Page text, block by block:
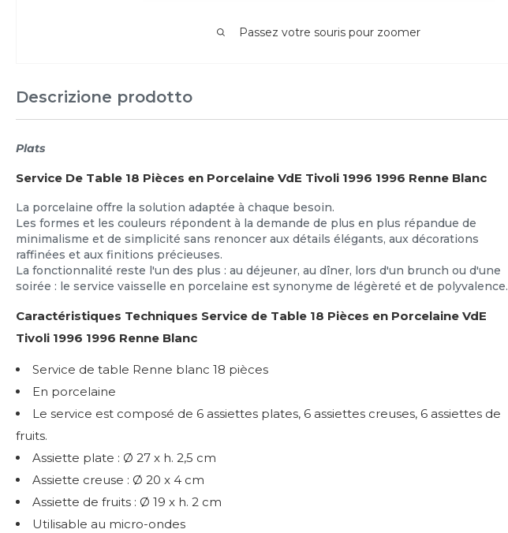
Passez votre souris pour zoomer
Descrizione prodotto
Plats
Service De Table 18 Pièces en Porcelaine VdE Tivoli 1996 1996 Renne Blanc
La porcelaine offre la solution adaptée à chaque besoin.
Les formes et les couleurs répondent à la demande de plus en plus répandue de
minimalisme et de simplicité sans renoncer aux détails élégants, aux décorations
raffinées et aux finitions précieuses.
La fonctionnalité reste l'un des plus : au déjeuner, au dîner, lors d'un brunch ou d'une
soirée : le service vaisselle en porcelaine est synonyme de légèreté et de polyvalence.
Caractéristiques Techniques Service de Table 18 Pièces en Porcelaine VdE
Tivoli 1996 1996 Renne Blanc
Service de table Renne blanc 18 pièces
En porcelaine
Le service est composé de 6 assiettes plates, 6 assiettes creuses, 6 assiettes de
fruits.
Assiette plate : Ø 27 x h. 2,5 cm
Assiette creuse : Ø 20 x 4 cm
Assiette de fruits : Ø 19 x h. 2 cm
Utilisable au micro-ondes